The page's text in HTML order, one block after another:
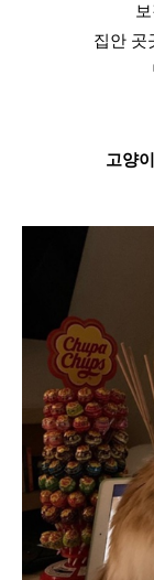
집안 곳
고양